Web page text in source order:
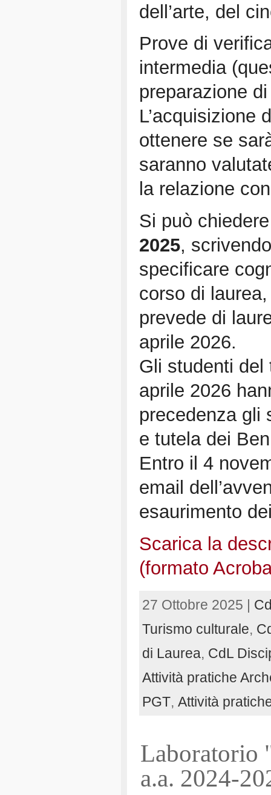
dell’arte, del
Prove di
intermedia
preparazione
L’acquisizione
ottenere se
saranno
la relazione
Si può
2025,
specificare
corso di
prevede di
aprile 2026.
Gli studenti del
aprile 2026
precedenza gli
e tutela dei
Entro il 4
email
esaurimento
Scarica la
(formato
27 Ottobre 2025 |
Turismo culturale,
di Laurea, CdL
Attività pratiche
PGT, Attività
Laboratorio
a.a. 2024-